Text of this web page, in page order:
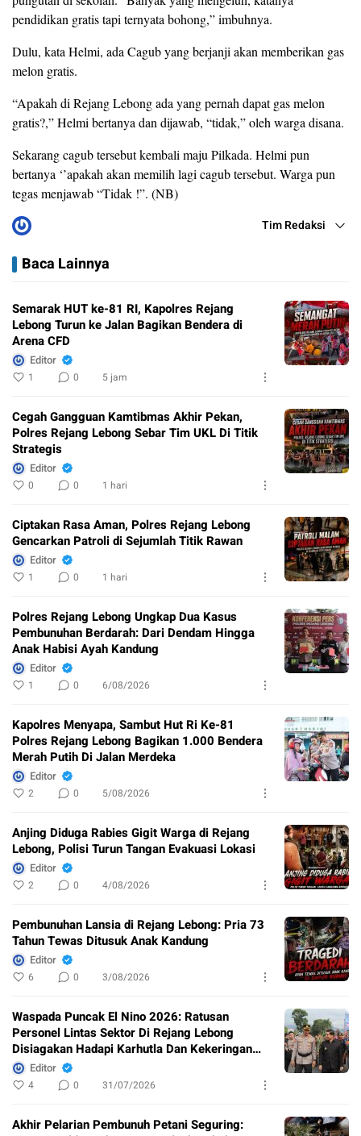
pendidikan gratis tapi ternyata bohong,” imbuhnya.
Dulu, kata Helmi, ada Cagub yang berjanji akan memberikan gas
melon gratis.
“Apakah di Rejang Lebong ada yang pernah dapat gas melon
gratis?,” Helmi bertanya dan dijawab, “tidak,” oleh warga disana.
Sekarang cagub tersebut kembali maju Pilkada. Helmi pun
bertanya ‘’apakah akan memilih lagi cagub tersebut. Warga pun
tegas menjawab “Tidak !”. (NB)
Tim Redaksi
Baca Lainnya
Semarak HUT ke-81 RI, Kapolres Rejang
Lebong Turun ke Jalan Bagikan Bendera di
Arena CFD
Editor
1 0 5 jam
Cegah Gangguan Kamtibmas Akhir Pekan,
Polres Rejang Lebong Sebar Tim UKL Di Titik
Strategis
Editor
0 0 1 hari
Ciptakan Rasa Aman, Polres Rejang Lebong
Gencarkan Patroli di Sejumlah Titik Rawan
Editor
1 0 1 hari
Polres Rejang Lebong Ungkap Dua Kasus
Pembunuhan Berdarah: Dari Dendam Hingga
Anak Habisi Ayah Kandung
Editor
1 0 6/08/2026
Kapolres Menyapa, Sambut Hut Ri Ke-81
Polres Rejang Lebong Bagikan 1.000 Bendera
Merah Putih Di Jalan Merdeka
Editor
2 0 5/08/2026
Anjing Diduga Rabies Gigit Warga di Rejang
Lebong, Polisi Turun Tangan Evakuasi Lokasi
Editor
2 0 4/08/2026
Pembunuhan Lansia di Rejang Lebong: Pria 73
Tahun Tewas Ditusuk Anak Kandung
Editor
6 0 3/08/2026
Waspada Puncak El Nino 2026: Ratusan
Personel Lintas Sektor Di Rejang Lebong
Disiagakan Hadapi Karhutla Dan Kekeringan
Ekstrem
Editor
4 0 31/07/2026
Akhir Pelarian Pembunuh Petani Seguring: